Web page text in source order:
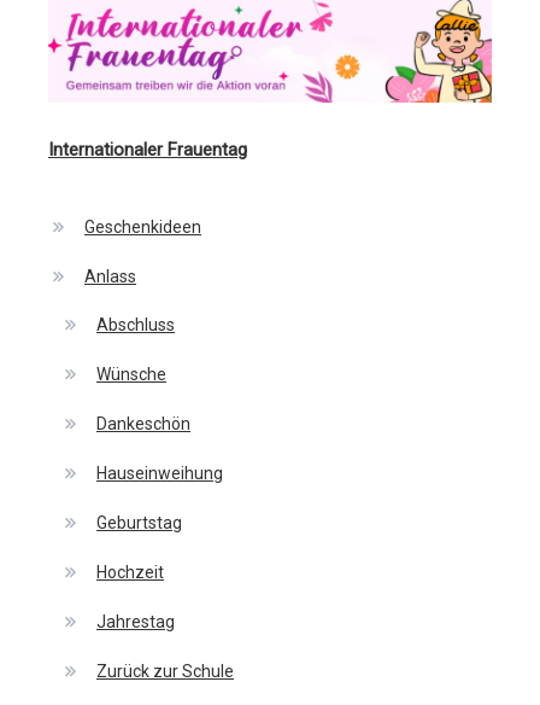
Internationaler Frauentag
Geschenkideen
Anlass
Abschluss
Wünsche
Dankeschön
Hauseinweihung
Geburtstag
Hochzeit
Jahrestag
Zurück zur Schule